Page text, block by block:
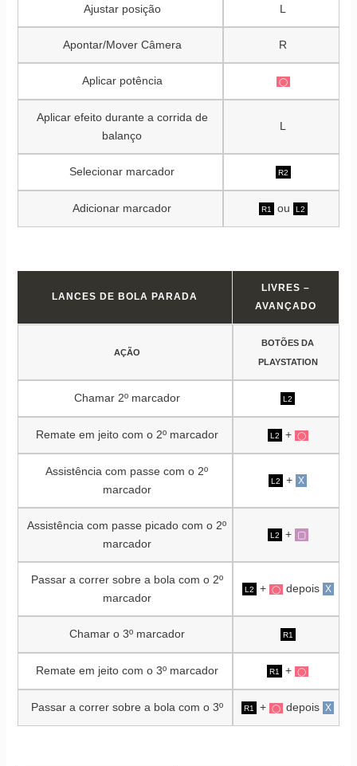
Ajustar posição L
Apontar/Mover Câmera R
Aplicar potência ◯
Aplicar efeito durante a corrida de
balanço
L
Selecionar marcador R2
Adicionar marcador R1 ou L2
LANCES DE BOLA PARADA
LIVRES –
AVANÇADO
AÇÃO
BOTÕES DA
PLAYSTATION
Chamar 2º marcador L2
Remate em jeito com o 2º marcador L2 + ◯
Assistência com passe com o 2º
marcador
L2 + X
Assistência com passe picado com o 2º
marcador
L2 + ▢
Passar a correr sobre a bola com o 2º
marcador
L2 + ◯ depois X
Chamar o 3º marcador R1
Remate em jeito com o 3º marcador R1 + ◯
Passar a correr sobre a bola com o 3º R1 + ◯ depois X